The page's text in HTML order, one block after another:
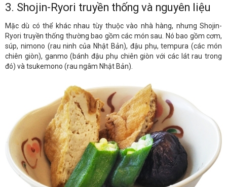
3. Shojin-Ryori truyền thống và nguyên liệu
Mặc dù có thể khác nhau tùy thuộc vào nhà hàng, nhưng Shojin-
Ryori truyền thống thường bao gồm các món sau. Nó bao gồm cơm,
súp, nimono (rau ninh của Nhật Bản), đậu phụ, tempura (các món
chiên giòn), ganmo (bánh đậu phụ chiên giòn với các lát rau trong
đó) và tsukemono (rau ngâm Nhật Bản).